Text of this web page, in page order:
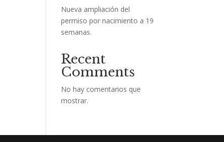
Nueva ampliación del
permiso por nacimiento a 19
semanas.
Recent
Comments
No hay comentarios que
mostrar.